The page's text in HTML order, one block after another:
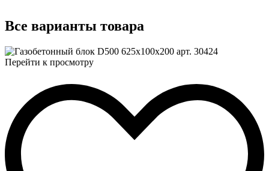
Все варианты товара
Перейти к просмотру